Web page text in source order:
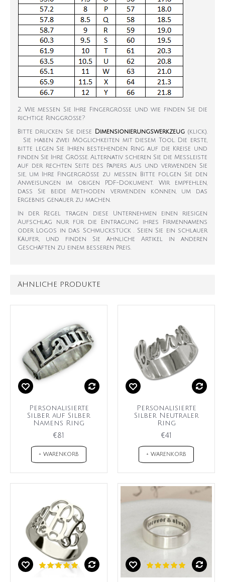
2. Wie messen Sie Ihre Fingergröße und wie finden Sie die
richtige Ringgröße?
Bitte drucken Sie diese Dimensionierungswerkzeug (klick).
Sie haben zwei Möglichkeiten mit diesem Tool. Die erste,
bitte legen Sie Ihren bestehenden Ring auf die Kreise und
finden Sie Ihre Größe. Alternativ scheren Sie die Messleiste
auf der rechten Seite des Papiers aus und verwenden Sie
sie, um Ihre Fingergröße zu messen. Bitte folgen Sie den
Anweisungen im obigen PDF-Dokument. Wir empfehlen,
dass Sie beide Methoden verwenden können, um das
Ergebnis genauer zu machen.
In der Regel tragen diese Unternehmen einen riesigen
Aufschlag nur für die Eintragung ihres Firmennamens
oder Logos in das Schmuckstück . Seien Sie ein schlauer
Käufer, und finden Sie ähnliche Artikel in anderen
Geschäften zu einem besseren Preis.
ÄHNLICHE PRODUKTE
Personalisierte
Silber auf Silber
Namens Ring
€81
+ WARENKORB
Personalisierte
Silber Neutraler
Ring
€41
+ WARENKORB